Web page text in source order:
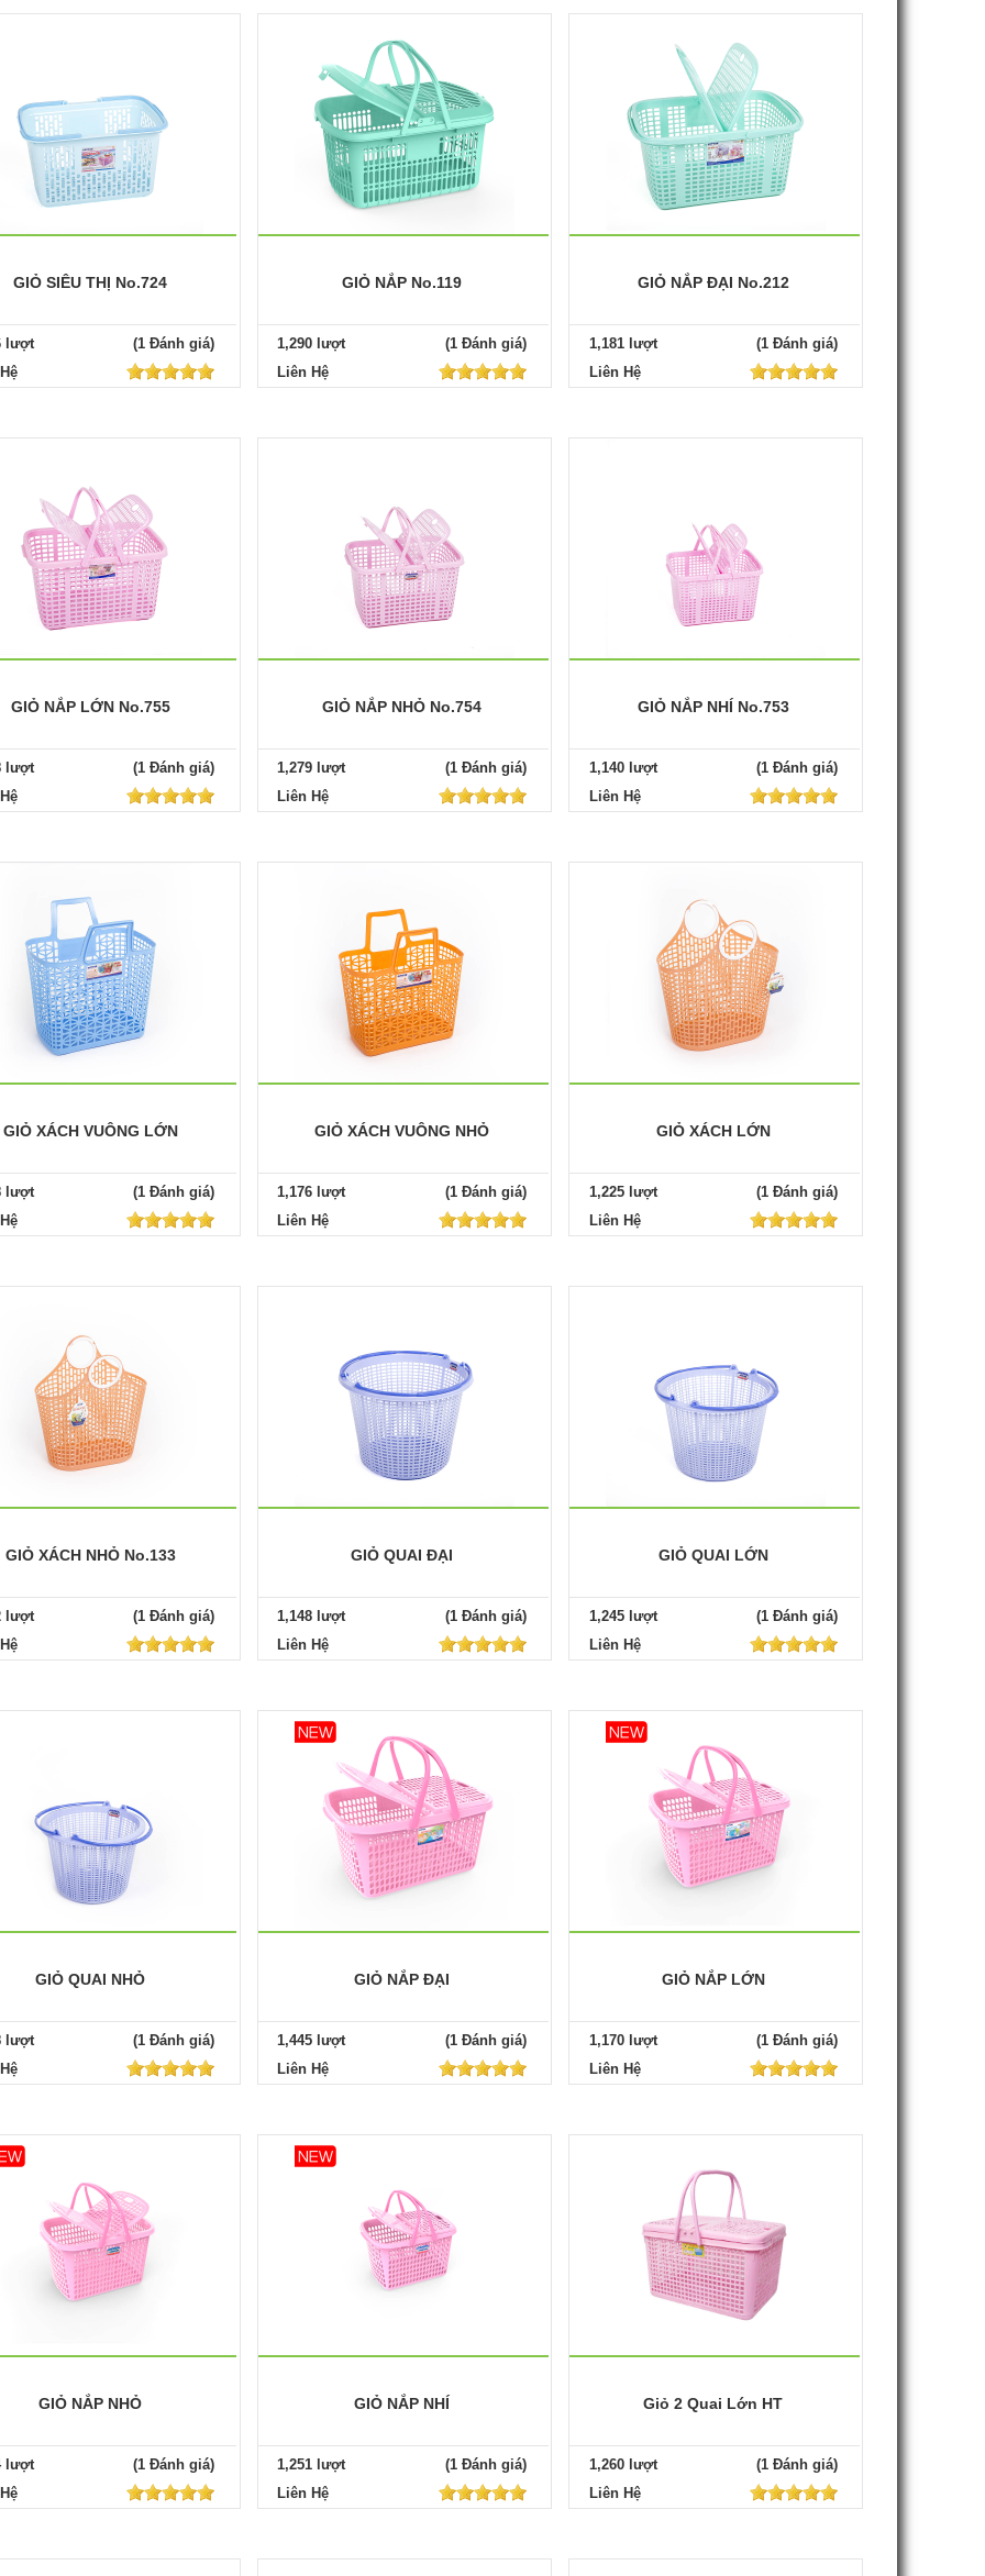
GIỎ SIÊU THỊ No.724
lượt
(1 Đánh giá)
GIỎ NẮP No.119
1,290 lượt
(1 Đánh giá)
Liên Hệ
GIỎ NẮP ĐẠI No.212
1,181 lượt
(1 Đánh giá)
Liên Hệ
GIỎ NẮP LỚN No.755
lượt
(1 Đánh giá)
GIỎ NẮP NHỎ No.754
1,279 lượt
(1 Đánh giá)
Liên Hệ
GIỎ NẮP NHÍ No.753
1,140 lượt
(1 Đánh giá)
Liên Hệ
GIỎ XÁCH VUÔNG LỚN
lượt
(1 Đánh giá)
GIỎ XÁCH VUÔNG NHỎ
1,176 lượt
(1 Đánh giá)
Liên Hệ
GIỎ XÁCH LỚN
1,225 lượt
(1 Đánh giá)
Liên Hệ
GIỎ XÁCH NHỎ No.133
lượt
(1 Đánh giá)
GIỎ QUAI ĐẠI
1,148 lượt
(1 Đánh giá)
Liên Hệ
GIỎ QUAI LỚN
1,245 lượt
(1 Đánh giá)
Liên Hệ
GIỎ QUAI NHỎ
lượt
(1 Đánh giá)
GIỎ NẮP ĐẠI
1,445 lượt
(1 Đánh giá)
Liên Hệ
GIỎ NẮP LỚN
1,170 lượt
(1 Đánh giá)
Liên Hệ
GIỎ NẮP NHỎ
lượt
(1 Đánh giá)
GIỎ NẮP NHÍ
1,251 lượt
(1 Đánh giá)
Liên Hệ
Giỏ 2 Quai Lớn HT
1,260 lượt
(1 Đánh giá)
Liên Hệ